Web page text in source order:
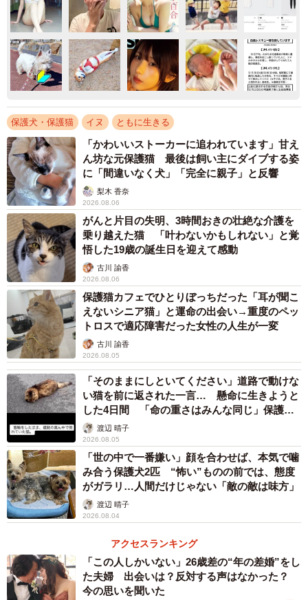
保護犬・保護猫 イヌ ともに生きる
「かわいいストーカーに追われています」甘え
ん坊な元保護猫 最後は飼い主にダイブする姿
に「間違いなく犬」「完全に親子」と反響
梨木 香奈
2026.08.06
がんと片目の失明、3時間おきの壮絶な介護を
乗り越えた猫 「叶わないかもしれない」と覚
悟した19歳の誕生日を迎えて感動
古川 諭香
2026.08.06
保護猫カフェでひとりぼっちだった「耳が聞こ
えないシニア猫」と運命の出会い→重度のペッ
トロスで適応障害だった女性の人生が一変
古川 諭香
2026.08.05
「そのままにしといてください」道路で動けな
い猫を前に返された一言… 懸命に生きようと
した4日間 「命の重さはみんな同じ」保護団
体代表の訴え
渡辺 晴子
2026.08.05
「世の中で一番嫌い」顔を合わせば、本気で噛
み合う保護犬2匹 “怖い”ものの前では、態度
がガラリ…人間だけじゃない「敵の敵は味方」
渡辺 晴子
2026.08.04
アクセスランキング
「この人しかいない」26歳差の“年の差婚”をし
た夫婦 出会いは？反対する声はなかった？
今の思いを聞いた